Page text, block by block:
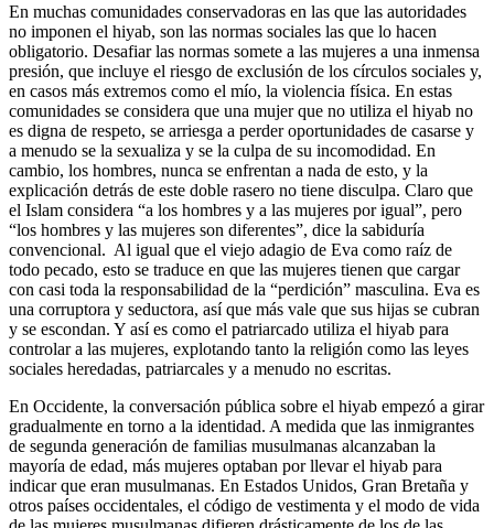
En muchas comunidades conservadoras en las que las autoridades
no imponen el hiyab, son las normas sociales las que lo hacen
obligatorio. Desafiar las normas somete a las mujeres a una inmensa
presión, que incluye el riesgo de exclusión de los círculos sociales y,
en casos más extremos como el mío, la violencia física. En estas
comunidades se considera que una mujer que no utiliza el hiyab no
es digna de respeto, se arriesga a perder oportunidades de casarse y
a menudo se la sexualiza y se la culpa de su incomodidad. En
cambio, los hombres, nunca se enfrentan a nada de esto, y la
explicación detrás de este doble rasero no tiene disculpa. Claro que
el Islam considera “a los hombres y a las mujeres por igual”, pero
“los hombres y las mujeres son diferentes”, dice la sabiduría
convencional. Al igual que el viejo adagio de Eva como raíz de
todo pecado, esto se traduce en que las mujeres tienen que cargar
con casi toda la responsabilidad de la “perdición” masculina. Eva es
una corruptora y seductora, así que más vale que sus hijas se cubran
y se escondan. Y así es como el patriarcado utiliza el hiyab para
controlar a las mujeres, explotando tanto la religión como las leyes
sociales heredadas, patriarcales y a menudo no escritas.
En Occidente, la conversación pública sobre el hiyab empezó a girar
gradualmente en torno a la identidad. A medida que las inmigrantes
de segunda generación de familias musulmanas alcanzaban la
mayoría de edad, más mujeres optaban por llevar el hiyab para
indicar que eran musulmanas. En Estados Unidos, Gran Bretaña y
otros países occidentales, el código de vestimenta y el modo de vida